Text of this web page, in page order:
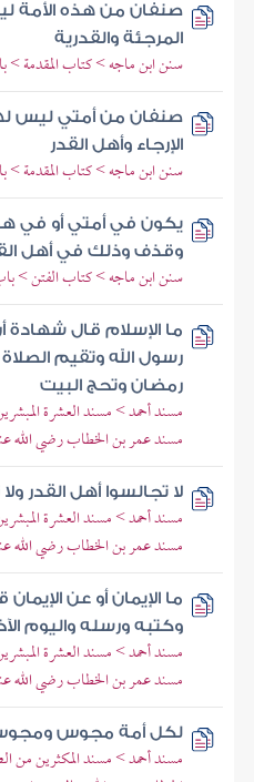
صنفان من هذه الأمة
المرجئة والقدرية
سنن ابن ماجه > كتاب المقدمة >
صنفان من أمتي ليس
الإرجاء وأهل القدر
سنن ابن ماجه > كتاب المقدمة >
يكون في أمتي أو في
وقذف وذلك في أهل
سنن ابن ماجه > كتاب الفتن >
ما الإسلام قال شهادة أن
رسول الله وتقيم
رمضان وتحج البيت
مسند أحمد > مسند العشرة
مسند عمر بن الخطاب رضي الله
لا تجالسوا أهل القدر
مسند أحمد > مسند العشرة
مسند عمر بن الخطاب رضي الله
ما الإيمان أو عن
وكتبه ورسله واليوم
مسند أحمد > مسند العشرة
مسند عمر بن الخطاب رضي الله
لكل أمة مجوس ومجوس
مسند أحمد > مسند المكثرين من